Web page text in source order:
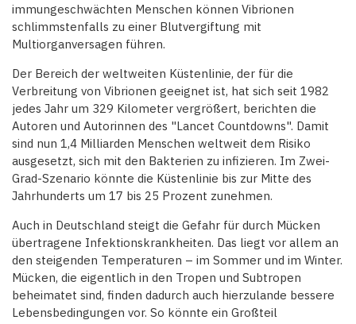
immungeschwächten Menschen können Vibrionen
schlimmstenfalls zu einer Blutvergiftung mit
Multiorganversagen führen.
Der Bereich der weltweiten Küstenlinie, der für die
Verbreitung von Vibrionen geeignet ist, hat sich seit 1982
jedes Jahr um 329 Kilometer vergrößert, berichten die
Autoren und Autorinnen des "Lancet Countdowns". Damit
sind nun 1,4 Milliarden Menschen weltweit dem Risiko
ausgesetzt, sich mit den Bakterien zu infizieren. Im Zwei-
Grad-Szenario könnte die Küstenlinie bis zur Mitte des
Jahrhunderts um 17 bis 25 Prozent zunehmen.
Auch in Deutschland steigt die Gefahr für durch Mücken
übertragene Infektionskrankheiten. Das liegt vor allem an
den steigenden Temperaturen – im Sommer und im Winter.
Mücken, die eigentlich in den Tropen und Subtropen
beheimatet sind, finden dadurch auch hierzulande bessere
Lebensbedingungen vor. So könnte ein Großteil